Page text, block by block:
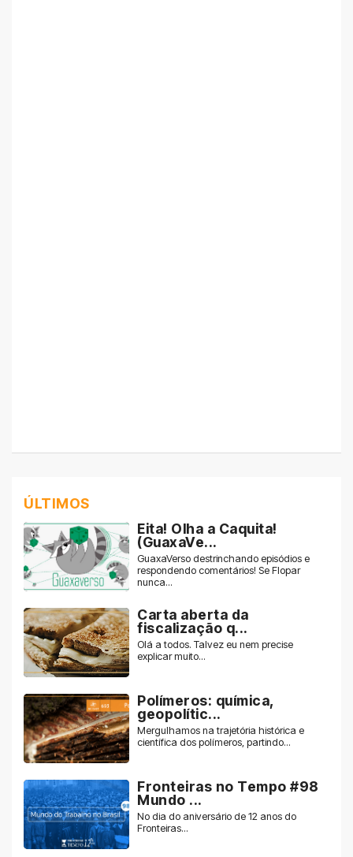
ÚLTIMOS
Eita! Olha a Caquita!
(GuaxaVe...
GuaxaVerso destrinchando episódios e
respondendo comentários! Se Flopar
nunca...
Carta aberta da
fiscalização q...
Olá a todos. Talvez eu nem precise
explicar muito...
Polímeros: química,
geopolític...
Mergulhamos na trajetória histórica e
científica dos polímeros, partindo...
Fronteiras no Tempo #98
Mundo ...
No dia do aniversário de 12 anos do
Fronteiras...